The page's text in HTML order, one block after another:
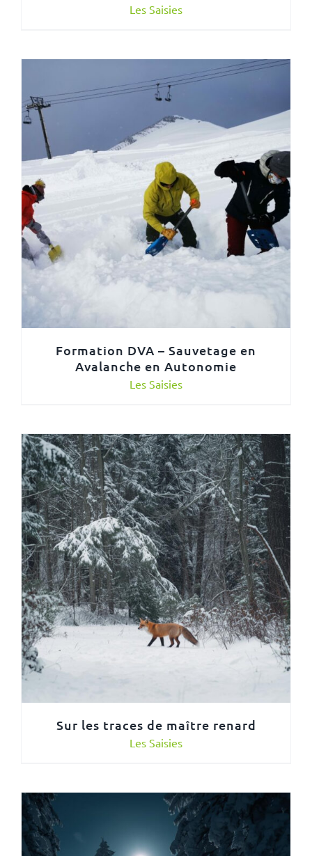
Les Saisies
Formation DVA – Sauvetage en
Avalanche en Autonomie
Les Saisies
Sur les traces de maître renard
Les Saisies